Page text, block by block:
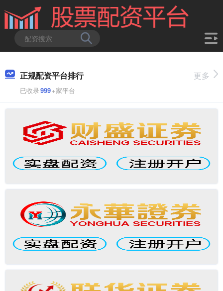
正规配资平台排行
已收录999+家平台
更多